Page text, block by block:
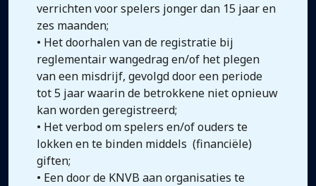
verrichten voor spelers jonger dan 15 jaar en
zes maanden;
• Het doorhalen van de registratie bij
reglementair wangedrag en/of het plegen
van een misdrijf, gevolgd door een periode
tot 5 jaar waarin de betrokkene niet opnieuw
kan worden geregistreerd;
• Het verbod om spelers en/of ouders te
lokken en te binden middels (financiële)
giften;
• Een door de KNVB aan organisaties te